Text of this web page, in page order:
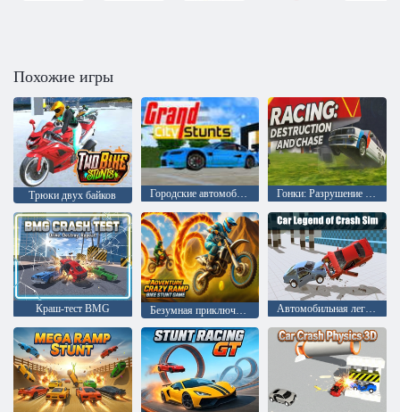
Похожие игры
Трюки двух байков Городские автомобильные трюки. Гранд-Сити Гонки: Разрушение и погоня
Краш-тест BMG Безумная приключенческая игра с трюками на рамп-байке Автомобильная легенда Симулятор крушения